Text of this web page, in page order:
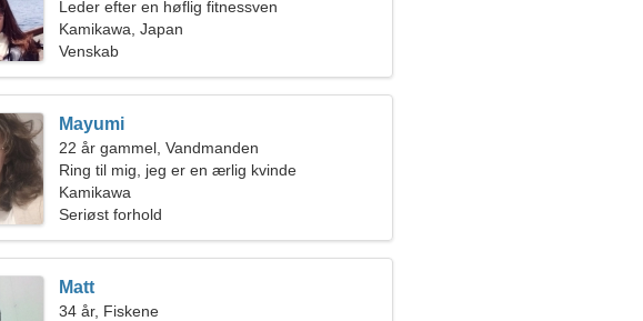
Leder efter en høflig fitnessven
Kamikawa, Japan
Venskab
Mayumi
22 år gammel, Vandmanden
Ring til mig, jeg er en ærlig kvinde
Kamikawa
Seriøst forhold
Matt
34 år, Fiskene